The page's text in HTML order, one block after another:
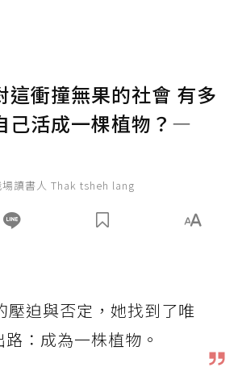
這衝撞無果的社會 有多
己活成一棵植物？—
場讀書人 Thak tsheh lang
壓迫與否定，她找到了唯
路：成為一株植物。